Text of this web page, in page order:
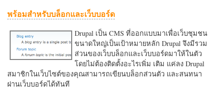
พร้อมสำหรับบล็อกและเว็บบอร์ด
Drupal เป็น CMS ที่ออกแบบมาเพื่อเว็บชุมชน
ขนาดใหญ่เป็นเป้าหมายหลัก Drupal จึงมีรวม
ส่วนของเว็บบล็อกและเว็บบอร์ดมาให้ในตัว
โดยไม่ต้องติดตั้งอะไรเพิ่ม เติม แค่ลง Drupal
สมาชิกในเว็บไซต์ของคุณสามารถเขียนบล็อกส่วนตัว และสนทนา
ผ่านเว็บบอร์ดได้ทันที